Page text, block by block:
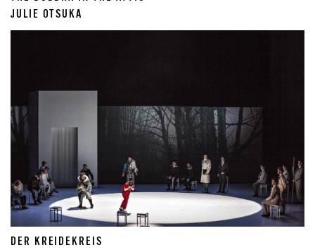
JULIE OTSUKA
DER KREIDEKREIS